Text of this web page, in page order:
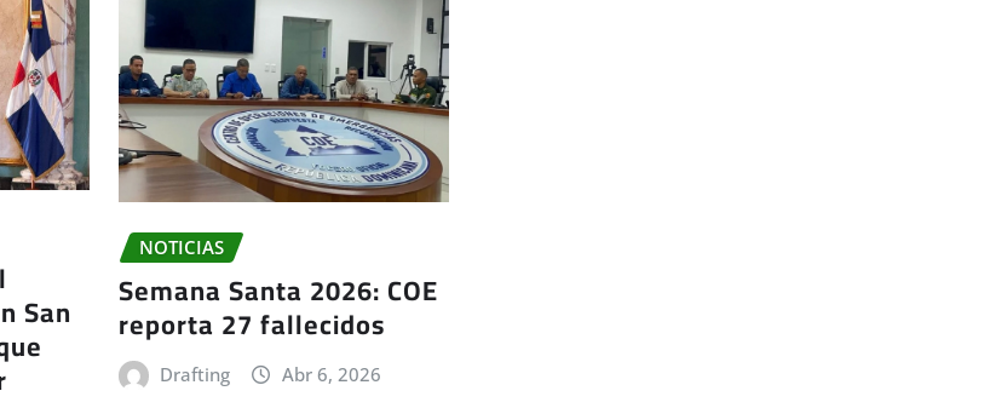
San
NOTICIAS
Semana Santa 2026: COE
reporta 27 fallecidos
Drafting Abr 6, 2026